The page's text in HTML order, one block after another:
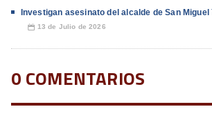
Investigan asesinato del alcalde de San Miguel
📅 13 de Julio de 2026
0 COMENTARIOS